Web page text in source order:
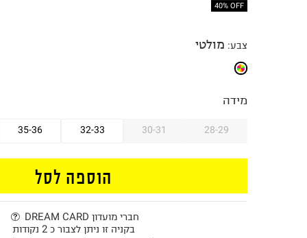
40% OFF
צבע: מולטי
מידה
28-29
30-31
32-33
35-36
הוספה לסל
חברי מועדון DREAM CARD
בקניה זו ניתן לצבור כ 2 נקודות